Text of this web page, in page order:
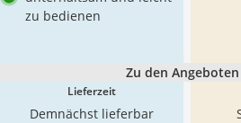
zu bedienen
Zu den Angeboten
Lieferzeit
Demnächst lieferbar